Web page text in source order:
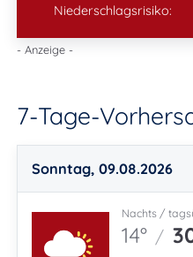
Niederschlagsrisiko:
- Anzeige -
7-Tage-
Sonntag, 09.08.2026
Nachts /
14° /